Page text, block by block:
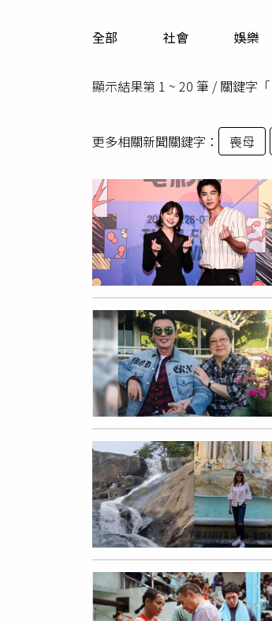
全部 社會 娛樂
顯示結果第 1 ~ 20 筆 / 關鍵字「
更多相關新聞關鍵字： 喪母